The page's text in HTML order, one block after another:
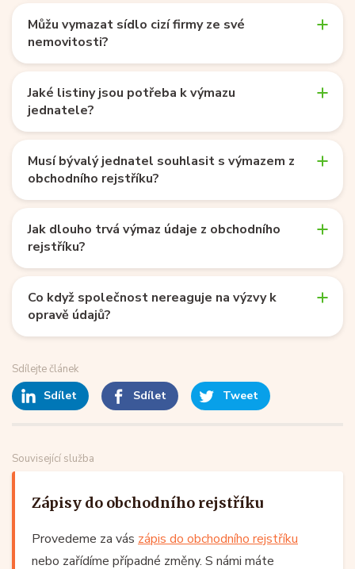
Můžu vymazat sídlo cizí firmy ze své
nemovitosti?
Jaké listiny jsou potřeba k výmazu
jednatele?
Musí bývalý jednatel souhlasit s výmazem z
obchodního rejstříku?
Jak dlouho trvá výmaz údaje z obchodního
rejstříku?
Co když společnost nereaguje na výzvy k
opravě údajů?
Sdílejte článek
Sdílet Sdílet Tweet
Související služba
Zápisy do obchodního rejstříku
Provedeme za vás zápis do obchodního rejstříku
nebo zařídíme případné změny. S námi máte